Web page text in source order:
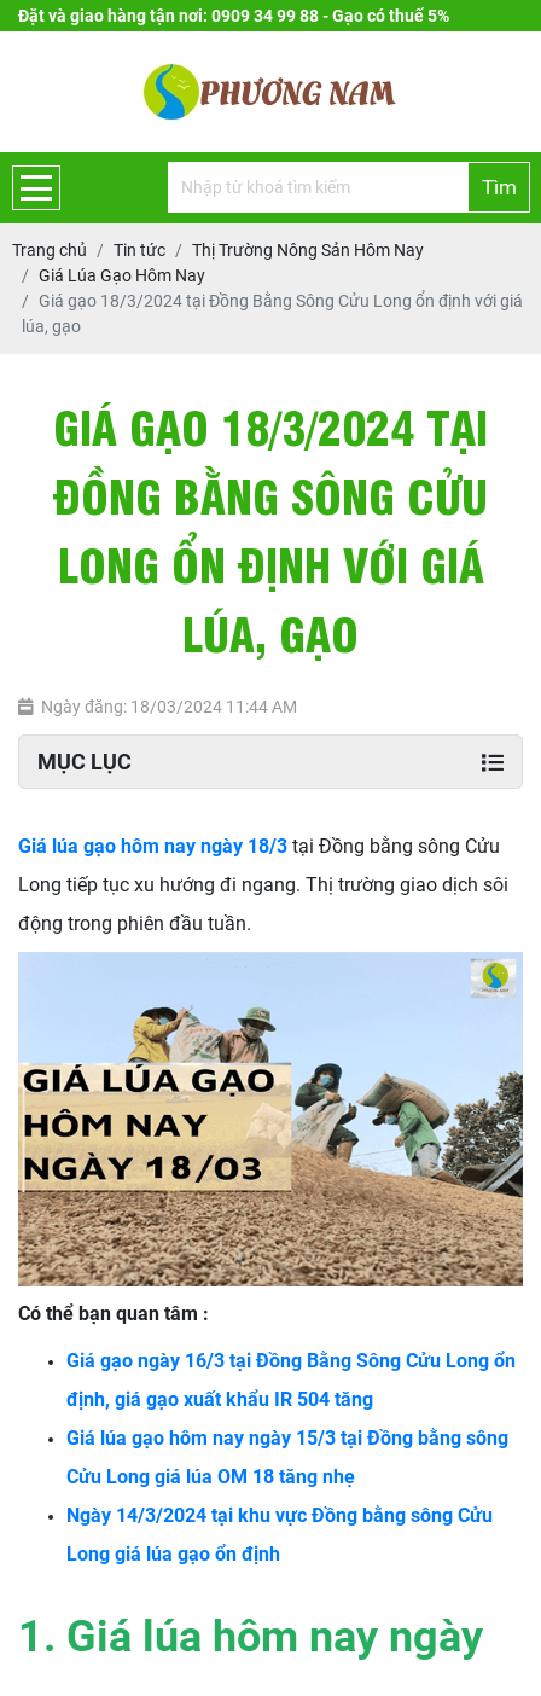
Đặt và giao hàng tận nơi: 0909 34 99 88 - Gạo có thuế 5%
Tìm
Trang chủ Tin tức
Thị Trường Nông Sản Hôm Nay
Giá Lúa Gạo Hôm Nay
Giá gạo 18/3/2024 tại Đồng Bằng Sông Cửu Long ổn định với giá
lúa, gạo
GIÁ GẠO 18/3/2024 TẠI
ĐỒNG BẰNG SÔNG CỬU
LONG ỔN ĐỊNH VỚI GIÁ
LÚA, GẠO
Ngày đăng: 18/03/2024 11:44 AM
MỤC LỤC
Giá lúa gạo hôm nay ngày 18/3 tại Đồng bằng sông Cửu
Long tiếp tục xu hướng đi ngang. Thị trường giao dịch sôi
động trong phiên đầu tuần.
Có thể bạn quan tâm :
Giá gạo ngày 16/3 tại Đồng Bằng Sông Cửu Long ổn
định, giá gạo xuất khẩu IR 504 tăng
Giá lúa gạo hôm nay ngày 15/3 tại Đồng bằng sông
Cửu Long giá lúa OM 18 tăng nhẹ
Ngày 14/3/2024 tại khu vực Đồng bằng sông Cửu
Long giá lúa gạo ổn định
1. Giá lúa hôm nay ngày